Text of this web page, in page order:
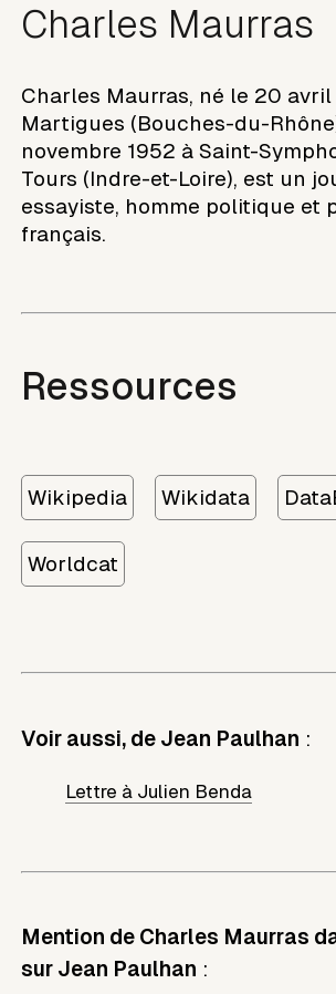
Charles Maurras
Charles Maurras, né le 20 avril
Martigues (Bouches-du-
novembre 1952 à Saint-
Tours (Indre-et-Loire), est un
essayiste, homme politique et
français.
Ressources
Wikipedia Wikidata
Worldcat
Voir aussi, de Jean Paulhan :
Lettre à Julien Benda
Mention de Charles Maurras
sur Jean Paulhan :